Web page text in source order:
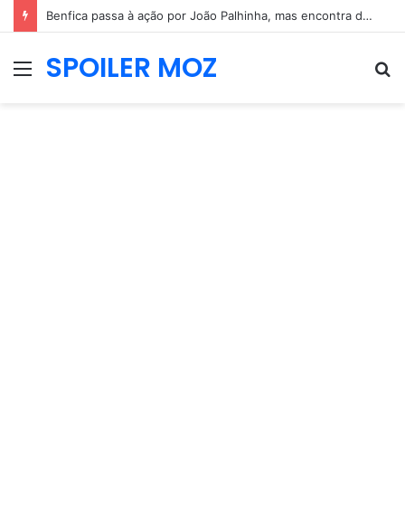
Benfica passa à ação por João Palhinha, mas encontra dificuldades junto do Bayern
MenuSPOILER MOZ